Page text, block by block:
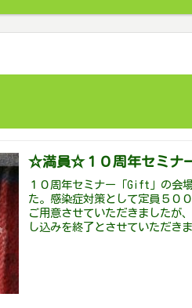
☆満員☆１０周年セミナ
１０周年セミナー「Gift」の会
た。感染症対策として定員５０
ご用意させていただきましたが
し込みを終了とさせていただき